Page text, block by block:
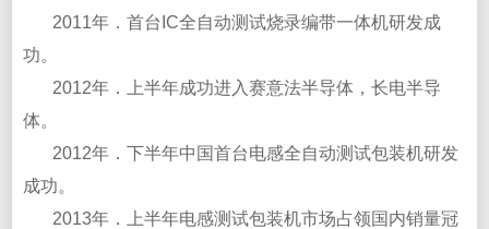
2011年．首台IC全自动测试烧录编带一体机研发成
功。
2012年．上半年成功进入赛意法半导体，长电半导
体。
2012年．下半年中国首台电感全自动测试包装机研发
成功。
2013年．上半年电感测试包装机市场占领国内销量冠